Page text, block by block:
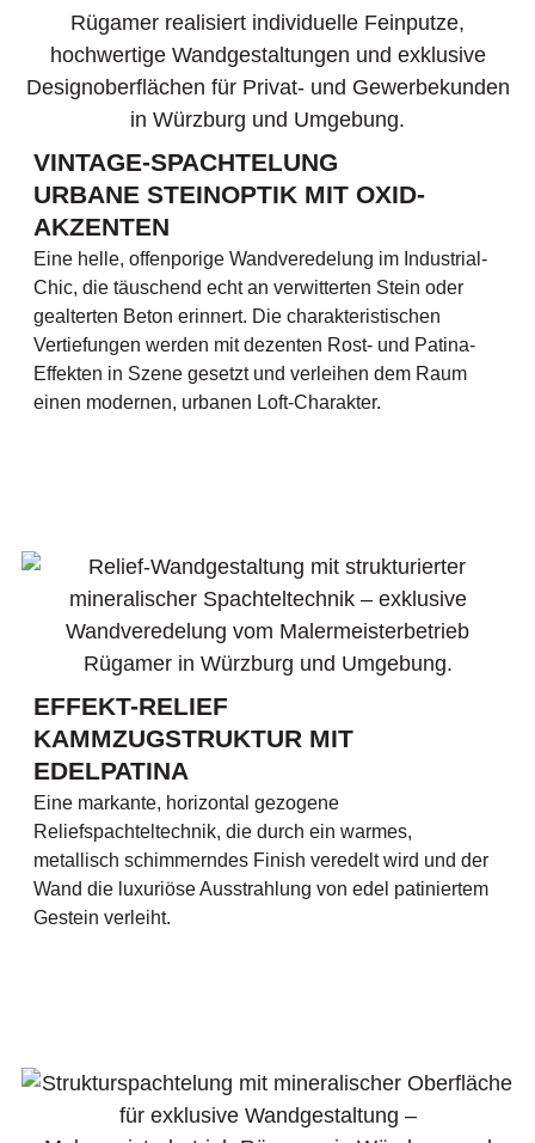
VINTAGE-SPACHTELUNG
URBANE STEINOPTIK MIT OXID-
AKZENTEN
Eine helle, offenporige Wandveredelung im Industrial-
Chic, die täuschend echt an verwitterten Stein oder
gealterten Beton erinnert. Die charakteristischen
Vertiefungen werden mit dezenten Rost- und Patina-
Effekten in Szene gesetzt und verleihen dem Raum
einen modernen, urbanen Loft-Charakter.
EFFEKT-RELIEF
KAMMZUGSTRUKTUR MIT
EDELPATINA
Eine markante, horizontal gezogene
Reliefspachteltechnik, die durch ein warmes,
metallisch schimmerndes Finish veredelt wird und der
Wand die luxuriöse Ausstrahlung von edel patiniertem
Gestein verleiht.